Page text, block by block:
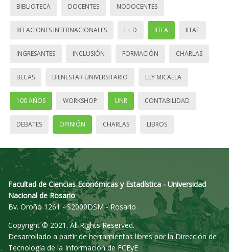
BIBLIOTECA DOCENTES NODOCENTES
RELACIONES INTERNACIONALES I + D IITEA IITAE
INGRESANTES INCLUSIÓN FORMACIÓN CHARLAS
BECAS BIENESTAR UNIVERSITARIO LEY MICAELA
100 AÑOS WORKSHOP UNR CONTABILIDAD
DEBATES OPINIÓN CHARLAS LIBROS
Facultad de Ciencias Económicas y Estadística - Universidad
Nacional de Rosario
Bv. Oroño 1261 - S2000DSM - Rosario
Copyright © 2021. All Rights Reserved.
Desarrollado a partir de herramientas libres por la Dirección de
Tecnología de la Información de FCEyE